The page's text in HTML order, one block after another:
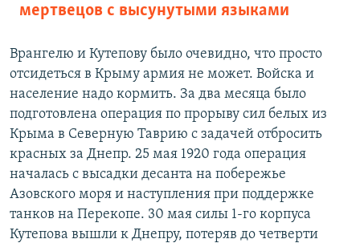
мертвецов с высунутыми языками
Врангелю и Кутепову было очевидно, что просто
отсидеться в Крыму армия не может. Войска и
население надо кормить. За два месяца было
подготовлена операция по прорыву сил белых из
Крыма в Северную Таврию с задачей отбросить
красных за Днепр. 25 мая 1920 года операция
началась с высадки десанта на побережье
Азовского моря и наступления при поддержке
танков на Перекопе. 30 мая силы 1-го корпуса
Кутепова вышли к Днепру, потеряв до четверти